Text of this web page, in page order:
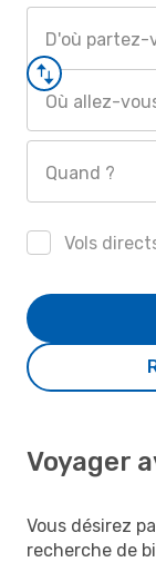
D'où partez-
Où allez-
Quand ?
Vols
Voyager
Vous désirez
recherche de